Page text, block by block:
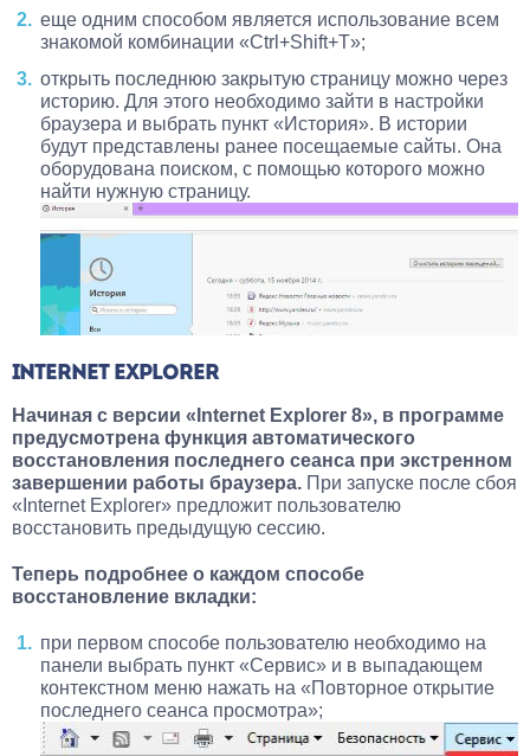
еще одним способом является использование всем
знакомой комбинации «Ctrl+Shift+T»;
открыть последнюю закрытую страницу можно через
историю. Для этого необходимо зайти в настройки
браузера и выбрать пункт «История». В истории
будут представлены ранее посещаемые сайты. Она
оборудована поиском, с помощью которого можно
найти нужную страницу.
INTERNET EXPLORER
Начиная с версии «Internet Explorer 8», в программе
предусмотрена функция автоматического
восстановления последнего сеанса при экстренном
завершении работы браузера. При запуске после сбоя
«Internet Explorer» предложит пользователю
восстановить предыдущую сессию.
Теперь подробнее о каждом способе
восстановление вкладки:
при первом способе пользователю необходимо на
панели выбрать пункт «Сервис» и в выпадающем
контекстном меню нажать на «Повторное открытие
последнего сеанса просмотра»;